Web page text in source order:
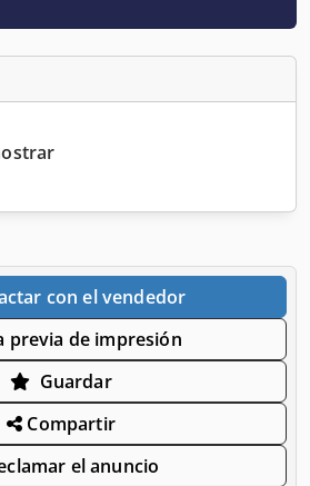
con el vendedor
previa de impresión
Guardar
Compartir
el anuncio